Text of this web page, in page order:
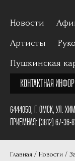
Новости
Артисты
Пушкинская
КОНТАКТНАЯ
6444050, Г. ОМСК, УЛ.
ПРИЕМНАЯ:(3812) 67-36-
Главная Новости